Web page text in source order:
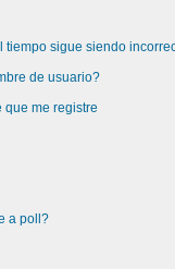
tiempo sigue siendo
de usuario?
que me registre
a poll?